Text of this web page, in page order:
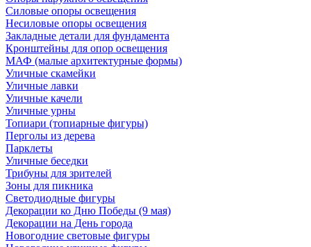
Силовые опоры освещения
Несиловые опоры освещения
Закладные детали для фундамента
Кронштейны для опор освещения
МАФ (малые архитектурные формы)
Уличные скамейки
Уличные лавки
Уличные качели
Уличные урны
Топиари (топиарные фигуры)
Перголы из дерева
Парклеты
Уличные беседки
Трибуны для зрителей
Зоны для пикника
Светодиодные фигуры
Декорации ко Дню Победы (9 мая)
Декорации на День города
Новогодние световые фигуры